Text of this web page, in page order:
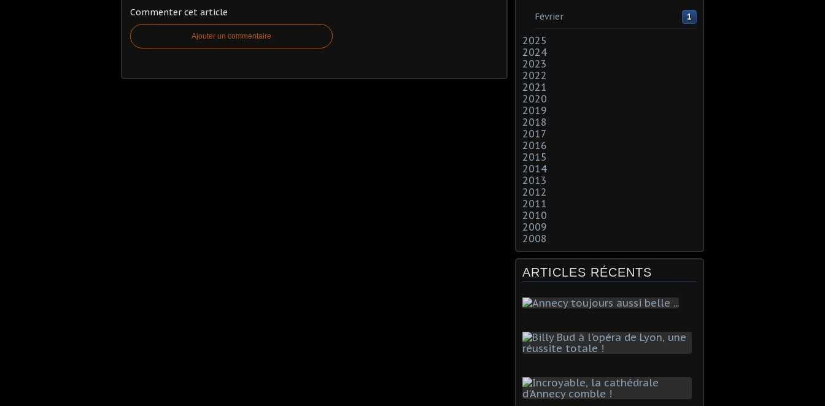
Commenter cet article
Ajouter un commentaire
Février 1
2025
2024
2023
2022
2021
2020
2019
2018
2017
2016
2015
2014
2013
2012
2011
2010
2009
2008
ARTICLES RÉCENTS